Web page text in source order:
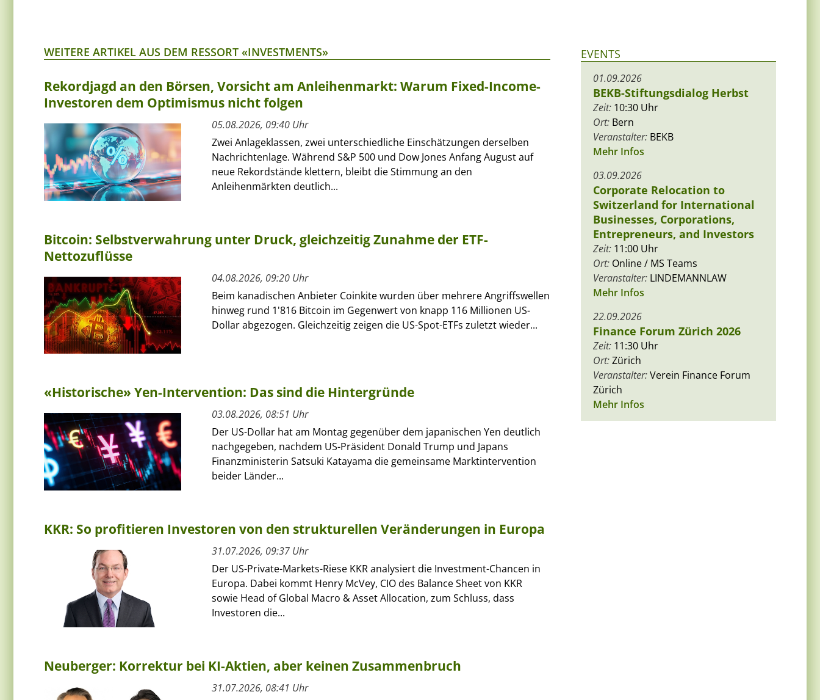
WEITERE ARTIKEL AUS DEM RESSORT «INVESTMENTS»
Rekordjagd an den Börsen, Vorsicht am Anleihenmarkt: Warum Fixed-Income-
Investoren dem Optimismus nicht folgen
05.08.2026, 09:40 Uhr
Zwei Anlageklassen, zwei unterschiedliche Einschätzungen derselben
Nachrichtenlage. Während S&P 500 und Dow Jones Anfang August auf
neue Rekordstände klettern, bleibt die Stimmung an den
Anleihenmärkten deutlich...
Bitcoin: Selbstverwahrung unter Druck, gleichzeitig Zunahme der ETF-
Nettozuflüsse
04.08.2026, 09:20 Uhr
Beim kanadischen Anbieter Coinkite wurden über mehrere Angriffswellen
hinweg rund 1'816 Bitcoin im Gegenwert von knapp 116 Millionen US-
Dollar abgezogen. Gleichzeitig zeigen die US-Spot-ETFs zuletzt wieder...
«Historische» Yen-Intervention: Das sind die Hintergründe
03.08.2026, 08:51 Uhr
Der US-Dollar hat am Montag gegenüber dem japanischen Yen deutlich
nachgegeben, nachdem US-Präsident Donald Trump und Japans
Finanzministerin Satsuki Katayama die gemeinsame Marktintervention
beider Länder...
KKR: So profitieren Investoren von den strukturellen Veränderungen in Europa
31.07.2026, 09:37 Uhr
Der US-Private-Markets-Riese KKR analysiert die Investment-Chancen in
Europa. Dabei kommt Henry McVey, CIO des Balance Sheet von KKR
sowie Head of Global Macro & Asset Allocation, zum Schluss, dass
Investoren die...
Neuberger: Korrektur bei KI-Aktien, aber keinen Zusammenbruch
31.07.2026, 08:41 Uhr
EVENTS
01.09.2026
BEKB-Stiftungsdialog Herbst
Zeit: 10:30 Uhr
Ort: Bern
Veranstalter: BEKB
Mehr Infos
03.09.2026
Corporate Relocation to
Switzerland for International
Businesses, Corporations,
Entrepreneurs, and Investors
Zeit: 11:00 Uhr
Ort: Online / MS Teams
Veranstalter: LINDEMANNLAW
Mehr Infos
22.09.2026
Finance Forum Zürich 2026
Zeit: 11:30 Uhr
Ort:Zürich
Veranstalter:Verein Finance Forum
Zürich
Mehr Infos